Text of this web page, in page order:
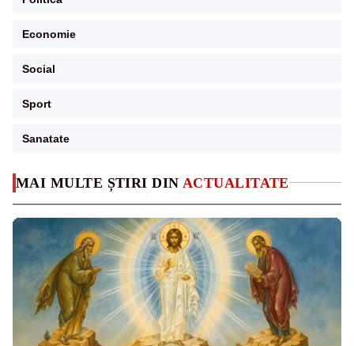
MAI MULTE ȘTIRI DIN ACTUALITATE
Economie
Social
Sport
Sanatate